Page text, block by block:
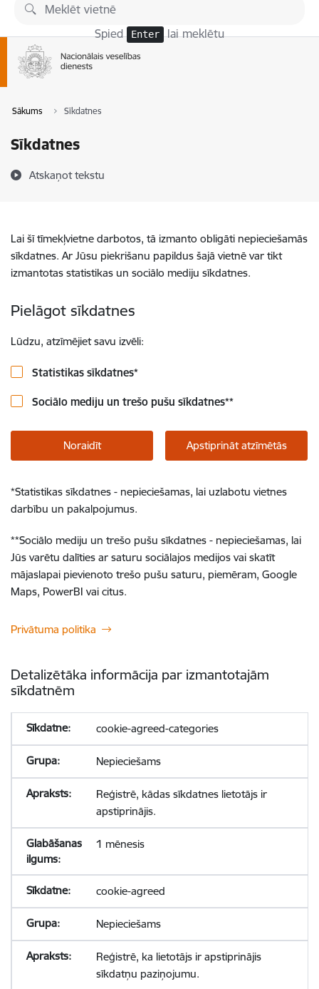
Pāriet uz lapas saturu
Spied Enter lai meklētu
Sākums Sīkdatnes
Sīkdatnes
Atskaņot tekstu
Lai šī tīmekļvietne darbotos, tā izmanto obligāti nepieciešamās
sīkdatnes. Ar Jūsu piekrišanu papildus šajā vietnē var tikt
izmantotas statistikas un sociālo mediju sīkdatnes.
Pielāgot sīkdatnes
Lūdzu, atzīmējiet savu izvēli:
Statistikas sīkdatnes*
Sociālo mediju un trešo pušu sīkdatnes**
Noraidīt Apstiprināt atzīmētās
*Statistikas sīkdatnes - nepieciešamas, lai uzlabotu vietnes
darbību un pakalpojumus.
**Sociālo mediju un trešo pušu sīkdatnes - nepieciešamas, lai
Jūs varētu dalīties ar saturu sociālajos medijos vai skatīt
mājaslapai pievienoto trešo pušu saturu, piemēram, Google
Maps, PowerBI vai citus.
Privātuma politika
Detalizētāka informācija par izmantotajām
sīkdatnēm
cookie-agreed-categories
Nepieciešams
Reģistrē, kādas sīkdatnes lietotājs ir
apstiprinājis.
1 mēnesis
cookie-agreed
Nepieciešams
Reģistrē, ka lietotājs ir apstiprinājis
sīkdatņu paziņojumu.